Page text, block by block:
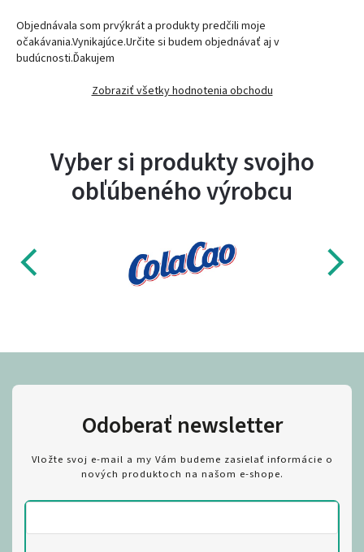
Objednávala som prvýkrát a produkty predčili moje
očakávania.Vynikajúce.Určite si budem objednávať aj v
budúcnosti.Ďakujem
Zobraziť všetky hodnotenia obchodu
Vyber si produkty svojho
obľúbeného výrobcu
Odoberať newsletter
Vložte svoj e-mail a my Vám budeme zasielať informácie o
nových produktoch na našom e-shope.